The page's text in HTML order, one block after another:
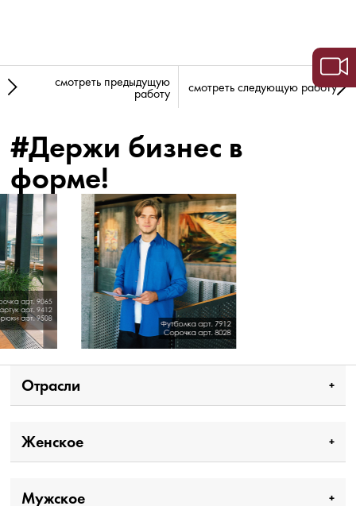
смотреть предыдущую
работу смотреть следующую работу
#Держи бизнес в
форме!
Отрасли
Женское
Мужское